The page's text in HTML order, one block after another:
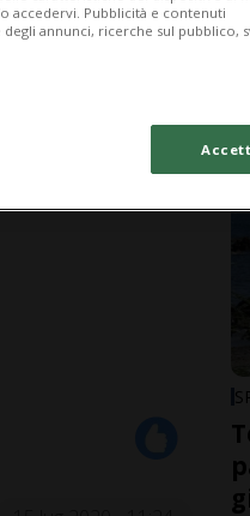
accedervi. Pubblicità e contenuti
annunci, ricerche sul pubblico,